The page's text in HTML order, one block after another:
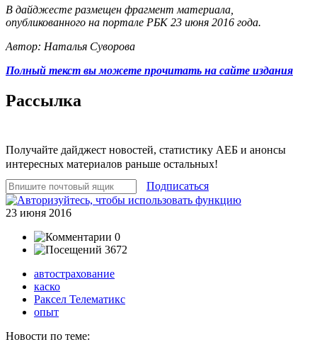
В дайджесте размещен фрагмент материала,
опубликованного на портале РБК 23 июня 2016 года.
Автор: Наталья Суворова
Полный текст вы можете прочитать на сайте издания
Рассылка
Получайте дайджест новостей, статистику АЕБ и анонсы
интересных материалов раньше остальных!
Подписаться
23 июня 2016
0
3672
автострахование
каско
Раксел Телематикс
опыт
Новости по теме: